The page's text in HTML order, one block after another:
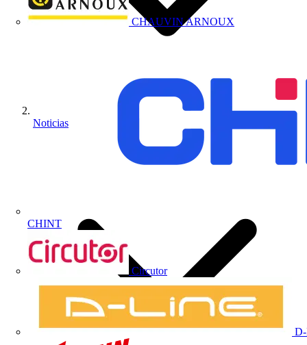
CHAUVIN ARNOUX
CHINT
Circutor
Noticias